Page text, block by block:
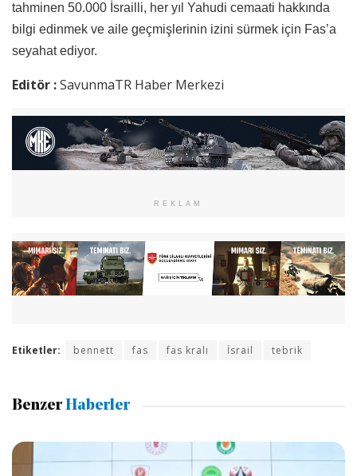
tahminen 50.000 İsrailli, her yıl Yahudi cemaati hakkında
bilgi edinmek ve aile geçmişlerinin izini sürmek için Fas’a
seyahat ediyor.
Editör :SavunmaTR Haber Merkezi
REKLAM
Etiketler: bennett fas fas kralı İsrail tebrik
Benzer Haberler